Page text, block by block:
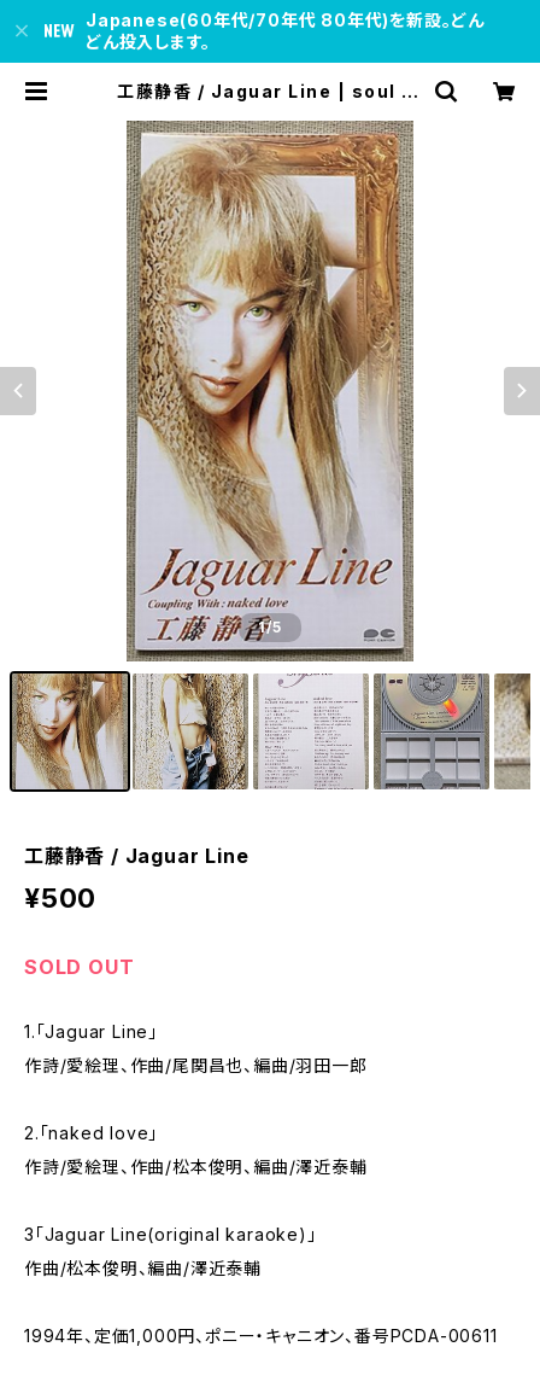
Japanese(60年代/70年代 80年代)を新設。どん
どん投入します。
工藤静香 / Jaguar Line | soul re
1/5
工藤静香 / Jaguar Line
¥500
SOLD OUT
1.「Jaguar Line」
作詩/愛絵理、作曲/尾関昌也、編曲/羽田一郎
2.「naked love」
作詩/愛絵理、作曲/松本俊明、編曲/澤近泰輔
3「Jaguar Line(original karaoke)」
作曲/松本俊明、編曲/澤近泰輔
1994年、定価1,000円、ポニー・キャニオン、番号PCDA-00611